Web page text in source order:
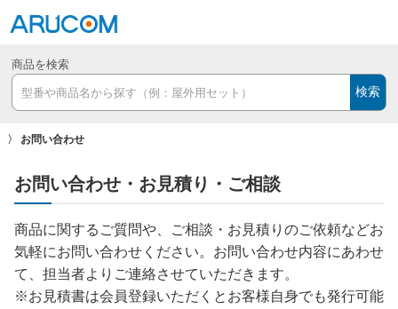
商品を検索
検索
お問い合わせ
お問い合わせ・お見積り・ご相談
商品に関するご質問や、ご相談・お見積りのご依頼などお
気軽にお問い合わせください。お問い合わせ内容にあわせ
て、担当者よりご連絡させていただきます。
※お見積書は会員登録いただくとお客様自身でも発行可能